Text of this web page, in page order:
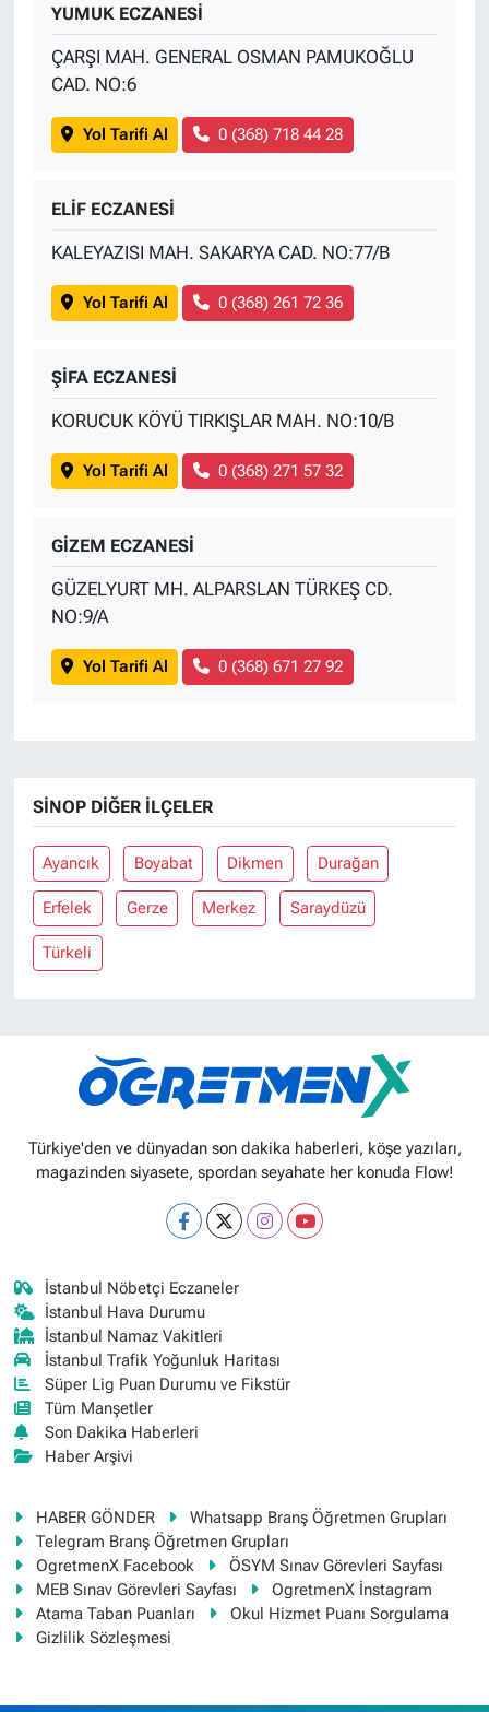
YUMUK ECZANESİ
ÇARŞI MAH. GENERAL OSMAN PAMUKOĞLU
CAD. NO:6
Yol Tarifi Al 0 (368) 718 44 28
ELİF ECZANESİ
KALEYAZISI MAH. SAKARYA CAD. NO:77/B
Yol Tarifi Al 0 (368) 261 72 36
ŞİFA ECZANESİ
KORUCUK KÖYÜ TIRKIŞLAR MAH. NO:10/B
Yol Tarifi Al 0 (368) 271 57 32
GİZEM ECZANESİ
GÜZELYURT MH. ALPARSLAN TÜRKEŞ CD.
NO:9/A
Yol Tarifi Al 0 (368) 671 27 92
SINOP DIĞER İLÇELER
Ayancık Boyabat Dikmen Durağan
Erfelek Gerze Merkez Saraydüzü
Türkeli
Türkiye'den ve dünyadan son dakika haberleri, köşe yazıları,
magazinden siyasete, spordan seyahate her konuda Flow!
İstanbul Nöbetçi Eczaneler
İstanbul Hava Durumu
İstanbul Namaz Vakitleri
İstanbul Trafik Yoğunluk Haritası
Süper Lig Puan Durumu ve Fikstür
Tüm Manşetler
Son Dakika Haberleri
Haber Arşivi
HABER GÖNDER
Whatsapp Branş Öğretmen Grupları
Telegram Branş Öğretmen Grupları
OgretmenX Facebook
ÖSYM Sınav Görevleri Sayfası
MEB Sınav Görevleri Sayfası
OgretmenX İnstagram
Atama Taban Puanları
Okul Hizmet Puanı Sorgulama
Gizlilik Sözleşmesi